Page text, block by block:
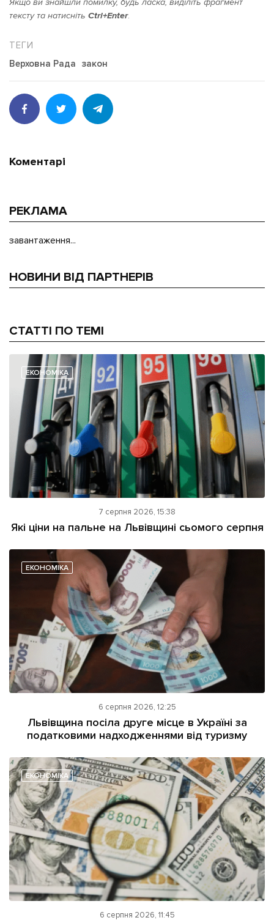
Якщо ви знайшли помилку, будь ласка, виділіть фрагмент
тексту та натисніть Ctrl+Enter.
Верховна Рада закон
Коментарі
РЕКЛАМА
завантаження...
НОВИНИ ВІД ПАРТНЕРІВ
СТАТТІ ПО ТЕМІ
ЕКОНОМІКА
7 серпня 2026, 15:38
Які ціни на пальне на Львівщині сьомого серпня
ЕКОНОМІКА
6 серпня 2026, 12:25
Львівщина посіла друге місце в Україні за
податковими надходженнями від туризму
ЕКОНОМІКА
6 серпня 2026, 11:45